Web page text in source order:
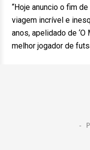
“Hoje anuncio o fim
viagem incrível e
anos, apelidado de
melhor jogador de